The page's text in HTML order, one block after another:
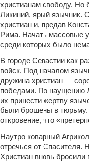
христианам свободу.
Ликиний, ярый язычник.
христиан и, предав
Рима. Начать массовые
среди которых было
В городе Севастии как
войск. Под началом
дружина христиан —
победами. По наущению
их принести жертву
были брошены в
откровение, что
Наутро коварный
отречься от Спасителя.
Христиан вновь